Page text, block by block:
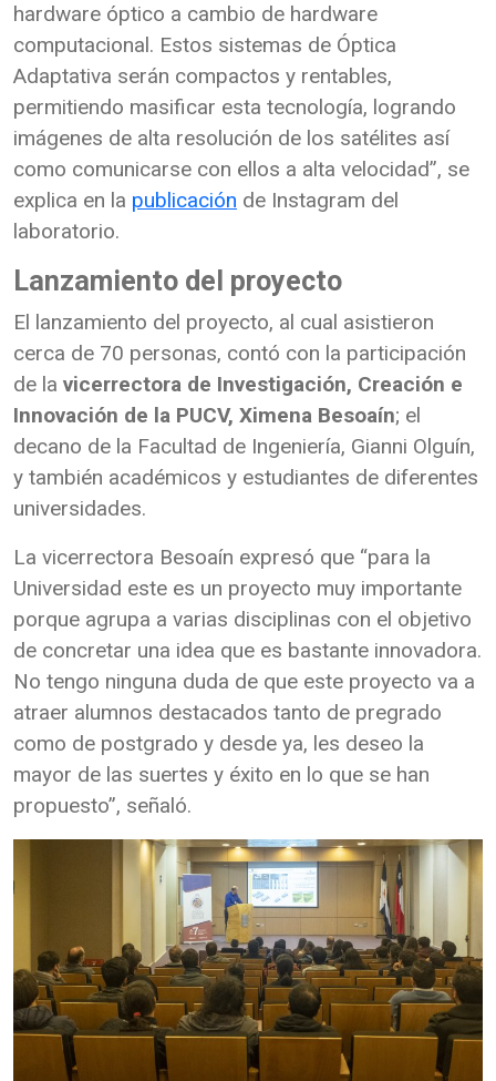
hardware óptico a cambio de hardware
computacional. Estos sistemas de Óptica
Adaptativa serán compactos y rentables,
permitiendo masificar esta tecnología, logrando
imágenes de alta resolución de los satélites así
como comunicarse con ellos a alta velocidad”, se
explica en la publicación de Instagram del
laboratorio.
Lanzamiento del proyecto
El lanzamiento del proyecto, al cual asistieron
cerca de 70 personas, contó con la participación
de la vicerrectora de Investigación, Creación e
Innovación de la PUCV, Ximena Besoaín; el
decano de la Facultad de Ingeniería, Gianni Olguín,
y también académicos y estudiantes de diferentes
universidades.
La vicerrectora Besoaín expresó que “para la
Universidad este es un proyecto muy importante
porque agrupa a varias disciplinas con el objetivo
de concretar una idea que es bastante innovadora.
No tengo ninguna duda de que este proyecto va a
atraer alumnos destacados tanto de pregrado
como de postgrado y desde ya, les deseo la
mayor de las suertes y éxito en lo que se han
propuesto”, señaló.